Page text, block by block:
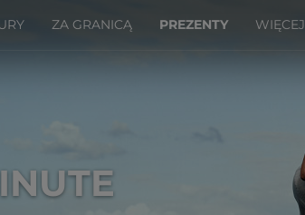
ZA GRANICĄ PREZENTY WIĘCEJ